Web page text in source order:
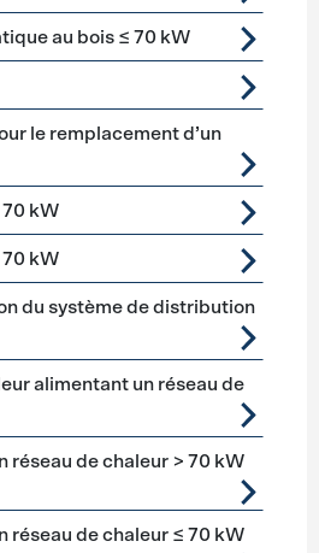
au bois ≤ 70 kW
le remplacement d’un
70 kW
70 kW
du système de distribution
alimentant un réseau de
réseau de chaleur > 70 kW
réseau de chaleur ≤ 70 kW